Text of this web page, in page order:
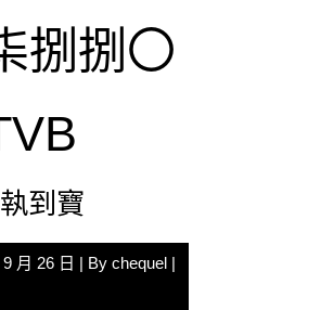
捌捌〇
到寶
月 26 日 | By chequel |